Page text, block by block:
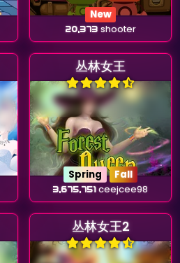
New
20,373shooter
丛林女王
Spring Fall
3,675,751ceejcee98
丛林女王2